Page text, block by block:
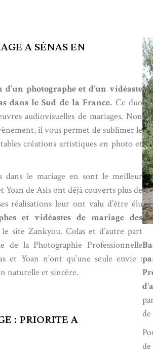
A SÉNAS EN
photographe et d’un vidéaste
dans le Sud de la France. Ce duo
audiovisuelles de mariages. Non
il vous permet de sublimer le
créations artistiques en photo et
dans le mariage en sont le meilleur
Yoan de Asis ont déjà couverts plus de
réalisations leur ont valu d’être élu
et vidéastes de mariage des
le site Zankyou. Colas et d’autre part
la Photographie Professionnelle
et Yoan n’ont qu’une seule envie :
naturelle et sincère.
: PRIORITE A